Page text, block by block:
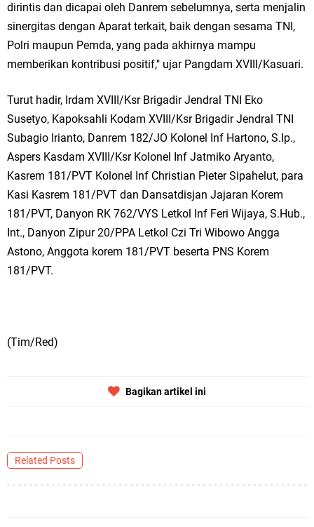
dirintis dan dicapai oleh Danrem sebelumnya, serta menjalin
sinergitas dengan Aparat terkait, baik dengan sesama TNI,
Polri maupun Pemda, yang pada akhirnya mampu
memberikan kontribusi positif," ujar Pangdam XVIII/Kasuari.
Turut hadir, Irdam XVIII/Ksr Brigadir Jendral TNI Eko
Susetyo, Kapoksahli Kodam XVIII/Ksr Brigadir Jendral TNI
Subagio Irianto, Danrem 182/JO Kolonel Inf Hartono, S.Ip.,
Aspers Kasdam XVIII/Ksr Kolonel Inf Jatmiko Aryanto,
Kasrem 181/PVT Kolonel Inf Christian Pieter Sipahelut, para
Kasi Kasrem 181/PVT dan Dansatdisjan Jajaran Korem
181/PVT, Danyon RK 762/VYS Letkol Inf Feri Wijaya, S.Hub.,
Int., Danyon Zipur 20/PPA Letkol Czi Tri Wibowo Angga
Astono, Anggota korem 181/PVT beserta PNS Korem
181/PVT.
(Tim/Red)
Bagikan artikel ini
Related Posts